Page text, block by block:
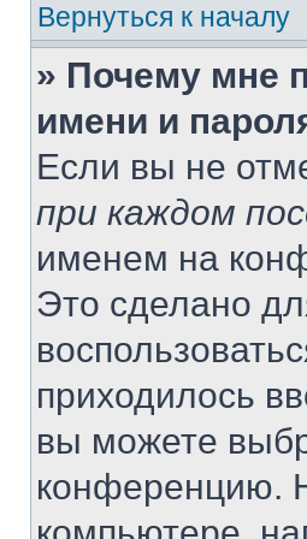
Вернуться к началу
» Почему мне
имени и
Если вы не
при каждом
именем на
Это сделано
приходилось
вы можете
конференцию.